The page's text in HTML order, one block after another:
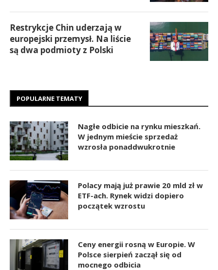
Restrykcje Chin uderzają w
europejski przemysł. Na liście
są dwa podmioty z Polski
POPULARNE TEMATY
Nagłe odbicie na rynku mieszkań.
W jednym mieście sprzedaż
wzrosła ponaddwukrotnie
Polacy mają już prawie 20 mld zł w
ETF-ach. Rynek widzi dopiero
początek wzrostu
Ceny energii rosną w Europie. W
Polsce sierpień zaczął się od
mocnego odbicia